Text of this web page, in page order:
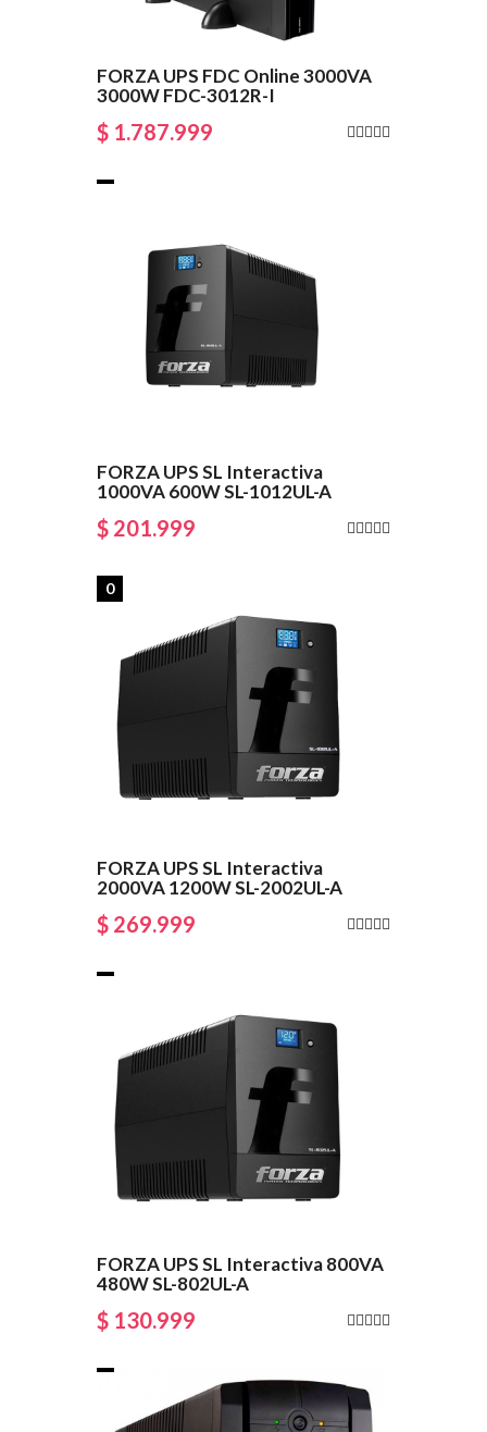
FORZA UPS FDC Online 3000VA
3000W FDC-3012R-I
$ 1.787.999
FORZA UPS SL Interactiva
1000VA 600W SL-1012UL-A
$ 201.999
0
FORZA UPS SL Interactiva
2000VA 1200W SL-2002UL-A
$ 269.999
FORZA UPS SL Interactiva 800VA
480W SL-802UL-A
$ 130.999